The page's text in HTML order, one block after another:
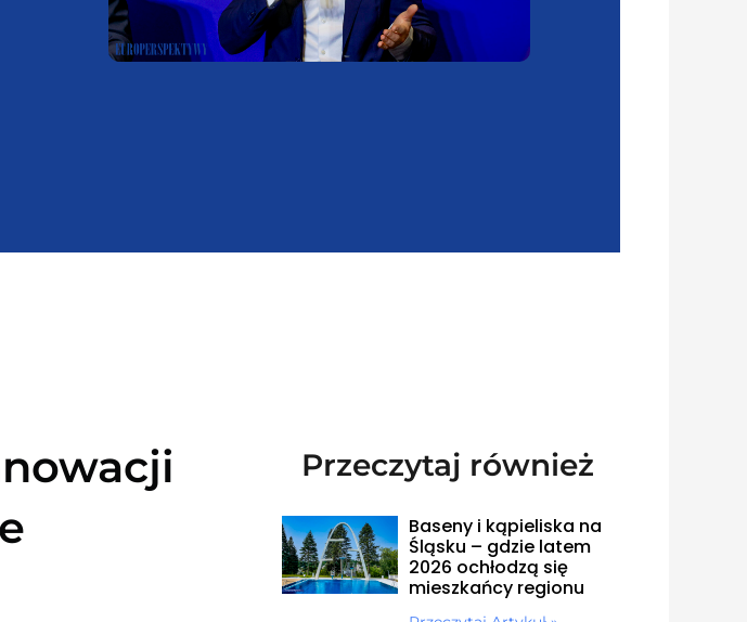
Przeczytaj również
Baseny i kąpieliska na
Śląsku – gdzie latem
2026 ochłodzą się
mieszkańcy regionu